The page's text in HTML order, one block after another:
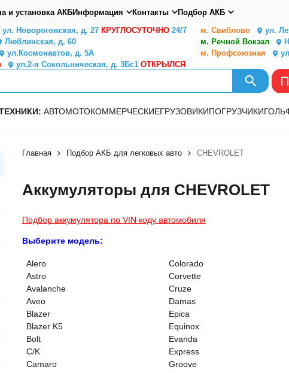
и установка АКБИнформация Контакты Подбор АКБ
ул. Новорогожская, д. 27 КРУГЛОСУТОЧНО24/7 м. Свиблово ул.
Люблинская, д. 60 м. Речной Вокзал
ул.Космонавтов, д. 5А м. Профсоюзная
ул.2-я Сокольническая, д. 3Бс1 ОТКРЫЛСЯ
АВТОМОТОКОММЕРЧЕСКИЕГРУЗОВИКИПОГРУЗЧИКИ
Главная Подбор АКБ для легковых авто CHEVROLET
Аккумуляторы для CHEVROLET
Подбор аккумулятора по VIN коду автомобиля
Выберите модель:
Alero
Astro
Avalanche
Aveo
Blazer
Blazer K5
Bolt
C/K
Camaro
Colorado
Corvette
Cruze
Damas
Epica
Equinox
Evanda
Express
Groove